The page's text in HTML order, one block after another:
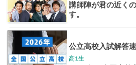
志作文コンクール
情報